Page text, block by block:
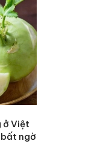
ở Việt
bất ngờ